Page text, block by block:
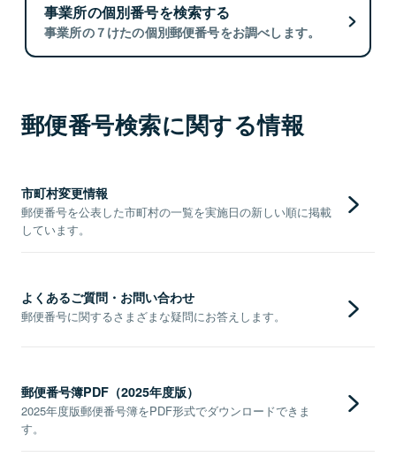
事業所の個別番号を検索する
事業所の７けたの個別郵便番号をお調べします。
郵便番号検索に関する情報
市町村変更情報
郵便番号を公表した市町村の一覧を実施日の新しい順に掲載
しています。
よくあるご質問・お問い合わせ
郵便番号に関するさまざまな疑問にお答えします。
郵便番号簿PDF（2025年度版）
2025年度版郵便番号簿をPDF形式でダウンロードできま
す。